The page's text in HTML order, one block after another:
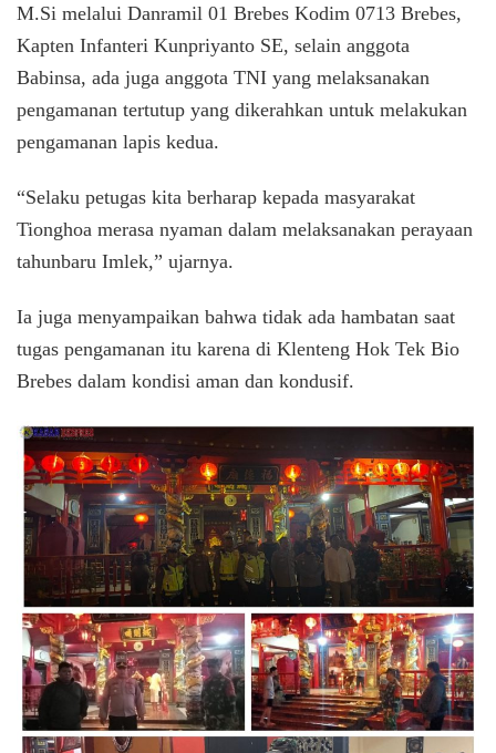
Brebes
M.Si melalui Danramil 01 Brebes Kodim 0713 Brebes,
Kapten Infanteri Kunpriyanto SE, selain anggota
Babinsa, ada juga anggota TNI yang melaksanakan
pengamanan tertutup yang dikerahkan untuk melakukan
pengamanan lapis kedua.
“Selaku petugas kita berharap kepada masyarakat
Tionghoa merasa nyaman dalam melaksanakan perayaan
tahunbaru Imlek,” ujarnya.
Ia juga menyampaikan bahwa tidak ada hambatan saat
tugas pengamanan itu karena di Klenteng Hok Tek Bio
Brebes dalam kondisi aman dan kondusif.